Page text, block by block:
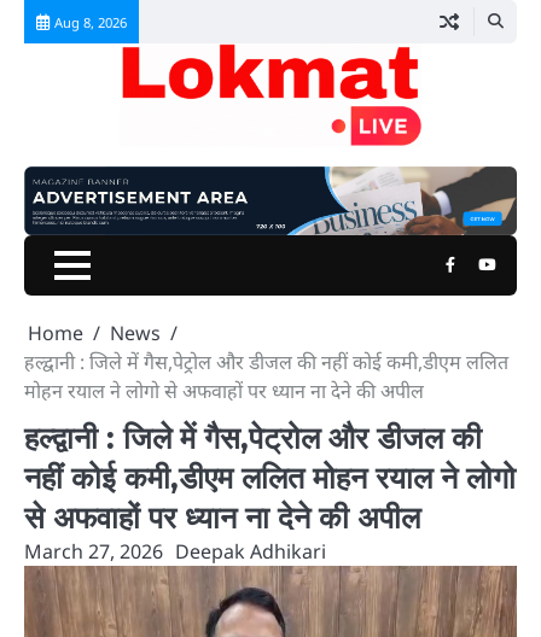
Skip
Aug 8, 2026
Facebook
Home
News
हल्द्वानी : जिले में गैस,पेट्रोल और डीजल की नहीं कोई कमी,डीएम ललित
मोहन रयाल ने लोगो से अफवाहों पर ध्यान ना देने की अपील
हल्द्वानी : जिले में गैस,पेट्रोल और डीजल की
नहीं कोई कमी,डीएम ललित मोहन रयाल ने लोगो
से अफवाहों पर ध्यान ना देने की अपील
March 27, 2026 Deepak Adhikari